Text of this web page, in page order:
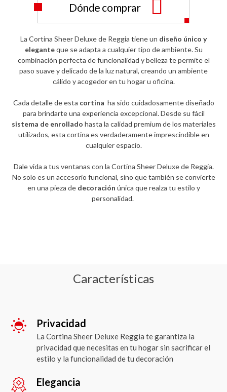
La Cortina Sheer Deluxe de Reggia tiene un diseño único y
eleganteque se adapta a cualquier tipo de ambiente. Su
combinación perfecta de funcionalidad y belleza te permite el
paso suave y delicado de la luz natural, creando un ambiente
cálido y acogedor en tu hogar u oficina.
Cada detalle de esta cortina ha sido cuidadosamente diseñado
para brindarte una experiencia excepcional. Desde su fácil
sistema de enrollado hasta la calidad premium de los materiales
utilizados, esta cortina es verdaderamente imprescindible en
cualquier espacio.
Dale vida a tus ventanas con la Cortina Sheer Deluxe de Reggia.
No solo es un accesorio funcional, sino que también se convierte
en una pieza de decoración única que realza tu estilo y
personalidad.
Dónde comprar
Características
Privacidad
La Cortina Sheer Deluxe Reggia te garantiza la
privacidad que necesitas en tu hogar sin sacrificar el
estilo y la funcionalidad de tu decoración
Elegancia